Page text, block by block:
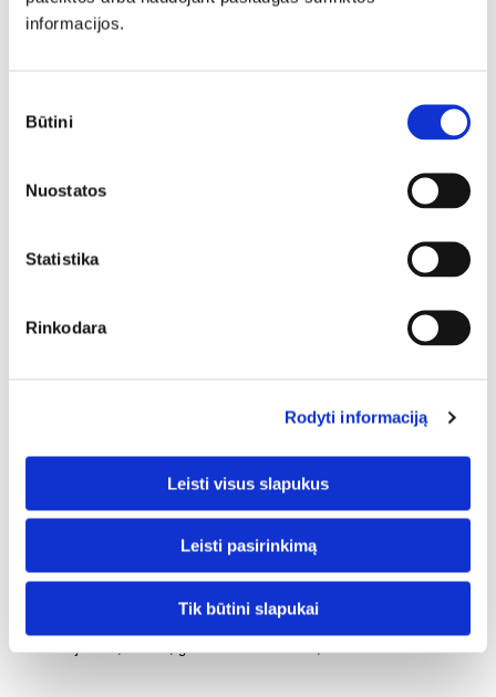
informacijos.
pasirinkimas
Būtini
Nuostatos
Statistika
Rinkodara
Rodyti informaciją
Leisti visus slapukus
Leisti pasirinkimą
Tik būtini slapukai
Vidaus durys VERSO
170,00 €
• Spyna rankenai,
• Sidabriniai 2 dalių horizontaliai reguliuojami vyriai užlaidinėje varčioje,
lygiabriaunėje varčioje paslėpti vyriai (už papildomą kainą )
• Standartinė arba reguliuojama stakta
• Apvadai 5 vnt.